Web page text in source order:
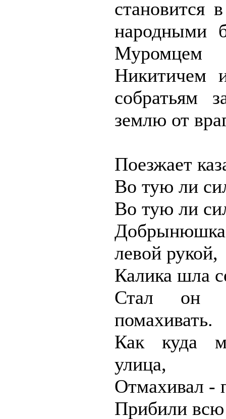
народными
Никитичем
собратьям
землю от
Поезжает
Во тую ли
Во тую ли
левой рукой,
Калика шла
Стал он
помахивать.
Как куда
улица,
Отмахивал -
Прибили